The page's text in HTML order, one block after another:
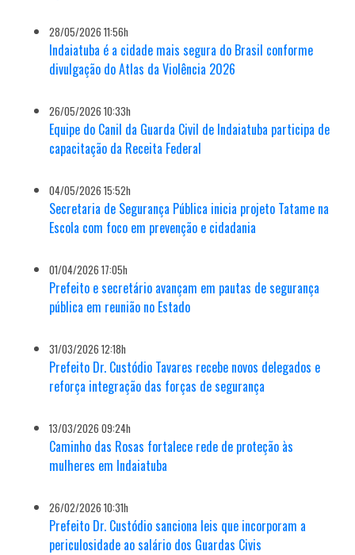
28/05/2026 11:56h
Indaiatuba é a cidade mais segura do Brasil conforme
divulgação do Atlas da Violência 2026
26/05/2026 10:33h
Equipe do Canil da Guarda Civil de Indaiatuba participa de
capacitação da Receita Federal
04/05/2026 15:52h
Secretaria de Segurança Pública inicia projeto Tatame na
Escola com foco em prevenção e cidadania
01/04/2026 17:05h
Prefeito e secretário avançam em pautas de segurança
pública em reunião no Estado
31/03/2026 12:18h
Prefeito Dr. Custódio Tavares recebe novos delegados e
reforça integração das forças de segurança
13/03/2026 09:24h
Caminho das Rosas fortalece rede de proteção às
mulheres em Indaiatuba
26/02/2026 10:31h
Prefeito Dr. Custódio sanciona leis que incorporam a
periculosidade ao salário dos Guardas Civis